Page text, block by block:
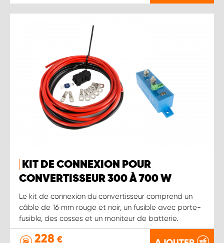
KIT DE CONNEXION POUR
CONVERTISSEUR 300 À 700 W
Le kit de connexion du convertisseur comprend un
câble de 16 mm rouge et noir, un fusible avec porte-
fusible, des cosses et un moniteur de batterie.
228 €